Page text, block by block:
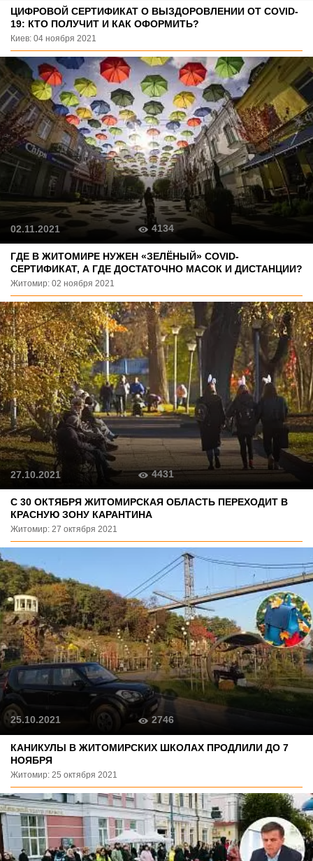
ЦИФРОВОЙ СЕРТИФИКАТ О ВЫЗДОРОВЛЕНИИ ОТ COVID-
19: КТО ПОЛУЧИТ И КАК ОФОРМИТЬ?
Киев: 04 ноября 2021
ГДЕ В ЖИТОМИРЕ НУЖЕН «ЗЕЛЁНЫЙ» COVID-
СЕРТИФИКАТ, А ГДЕ ДОСТАТОЧНО МАСОК И ДИСТАНЦИИ?
Житомир: 02 ноября 2021
02.11.2021 4134
C 30 ОКТЯБРЯ ЖИТОМИРСКАЯ ОБЛАСТЬ ПЕРЕХОДИТ В
КРАСНУЮ ЗОНУ КАРАНТИНА
Житомир: 27 октября 2021
27.10.2021 4431
КАНИКУЛЫ В ЖИТОМИРСКИХ ШКОЛАХ ПРОДЛИЛИ ДО 7
НОЯБРЯ
Житомир: 25 октября 2021
25.10.2021 2746